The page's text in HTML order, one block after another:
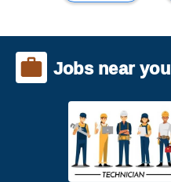
Jobs near you